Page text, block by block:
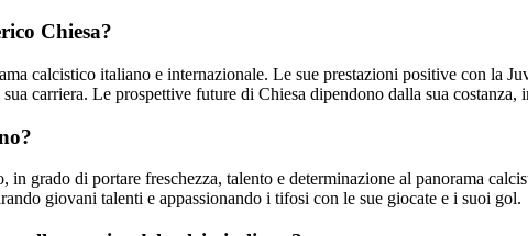
Chiesa?
calcistico italiano e internazionale. Le sue prestazioni positive con la
carriera. Le prospettive future di Chiesa dipendono dalla sua
in grado di portare freschezza, talento e determinazione al panorama
giovani talenti e appassionando i tifosi con le sue giocate e i suoi gol.